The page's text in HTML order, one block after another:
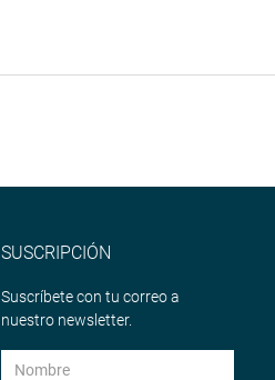
SUSCRIPCIÓN
Suscríbete con tu correo a
nuestro newsletter.